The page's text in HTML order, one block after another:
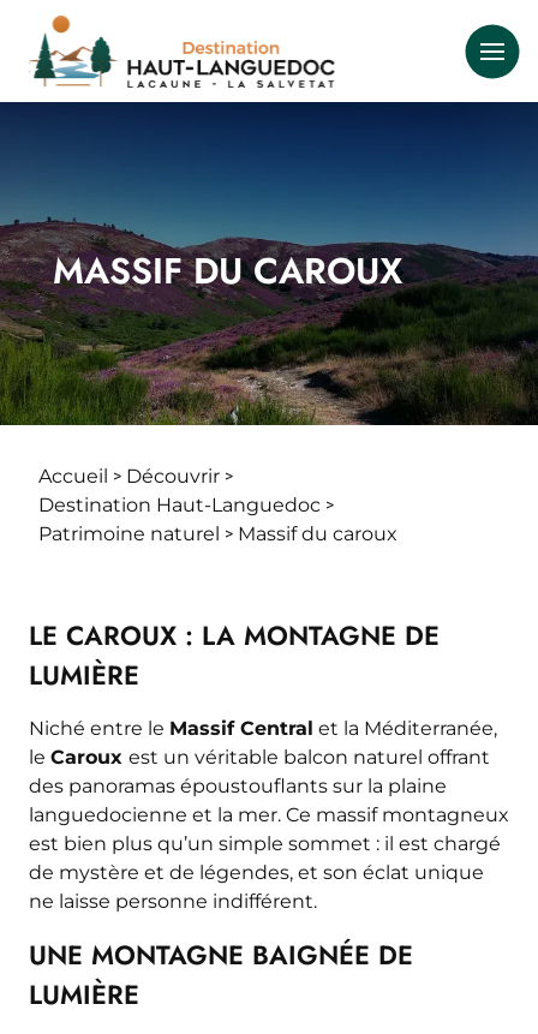
contenu
principal
MASSIF DU CAROUX
Fil
d'Ariane
Accueil
Découvrir
Destination Haut-Languedoc
Patrimoine naturel
Massif du caroux
LE CAROUX : LA MONTAGNE DE
LUMIÈRE
Niché entre le Massif Central et la Méditerranée,
le Caroux est un véritable balcon naturel offrant
des panoramas époustouflants sur la plaine
languedocienne et la mer. Ce massif montagneux
est bien plus qu’un simple sommet : il est chargé
de mystère et de légendes, et son éclat unique
ne laisse personne indifférent.
UNE MONTAGNE BAIGNÉE DE
LUMIÈRE